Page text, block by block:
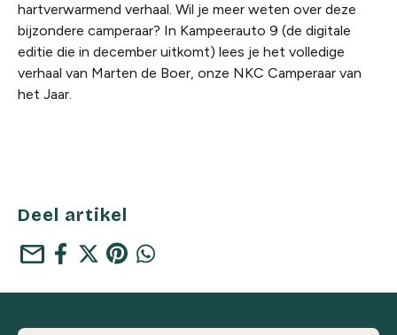
hartverwarmend verhaal. Wil je meer weten over deze
bijzondere camperaar? In Kampeerauto 9 (de digitale
editie die in december uitkomt) lees je het volledige
verhaal van Marten de Boer, onze NKC Camperaar van
het Jaar.
Deel artikel
mail